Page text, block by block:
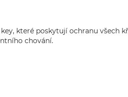
které poskytují ochranu všech
chování.